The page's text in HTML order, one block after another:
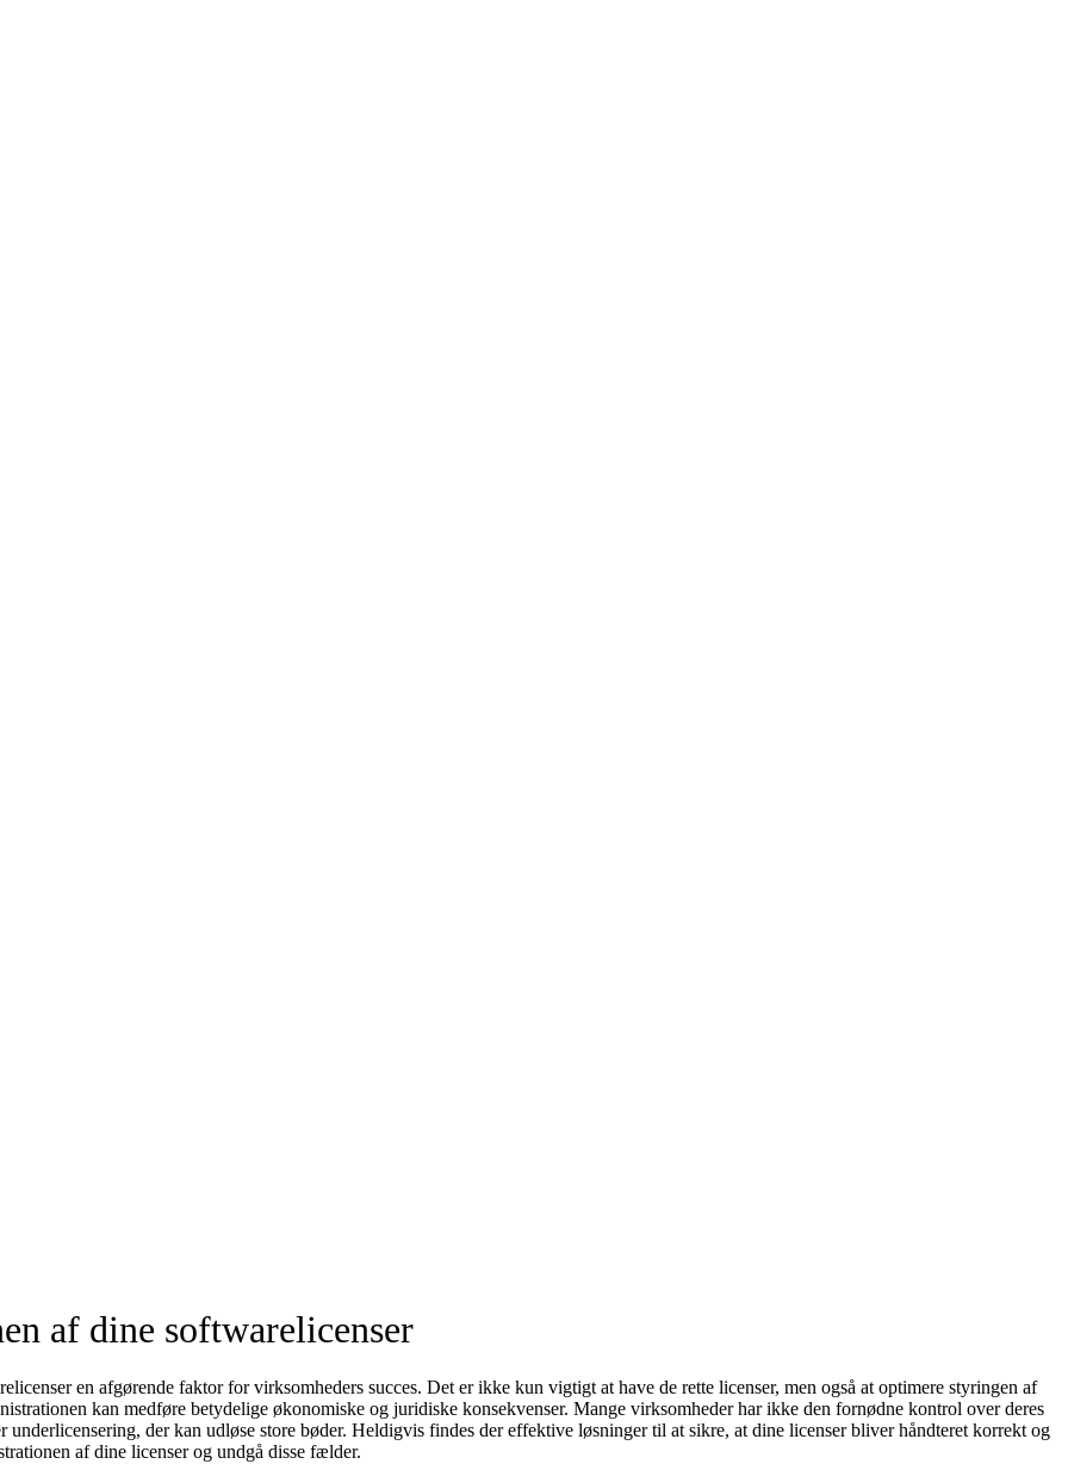
af dine softwarelicenser
en afgørende faktor for virksomheders succes. Det er ikke kun vigtigt at have de rette licenser, men også at optimere styringen af
kan medføre betydelige økonomiske og juridiske konsekvenser. Mange virksomheder har ikke den fornødne kontrol over deres
der kan udløse store bøder. Heldigvis findes der effektive løsninger til at sikre, at dine licenser bliver håndteret korrekt og
af dine licenser og undgå disse fælder.